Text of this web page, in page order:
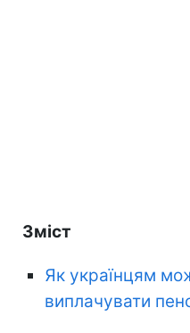
Зміст
Як українцям
виплачувати